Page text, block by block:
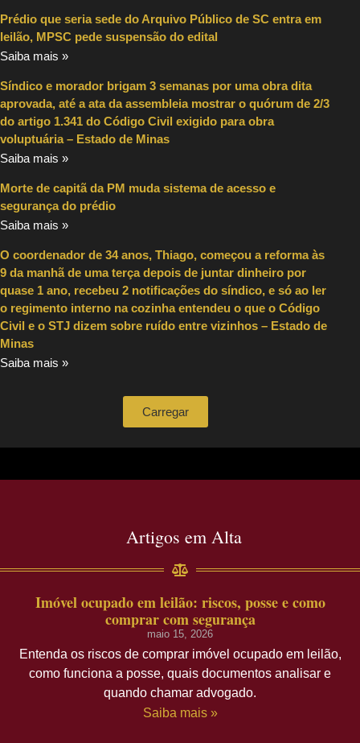
Prédio que seria sede do Arquivo Público de SC entra em
leilão, MPSC pede suspensão do edital
Saiba mais »
Síndico e morador brigam 3 semanas por uma obra dita
aprovada, até a ata da assembleia mostrar o quórum de 2/3
do artigo 1.341 do Código Civil exigido para obra
voluptuária – Estado de Minas
Saiba mais »
Morte de capitã da PM muda sistema de acesso e
segurança do prédio
Saiba mais »
O coordenador de 34 anos, Thiago, começou a reforma às
9 da manhã de uma terça depois de juntar dinheiro por
quase 1 ano, recebeu 2 notificações do síndico, e só ao ler
o regimento interno na cozinha entendeu o que o Código
Civil e o STJ dizem sobre ruído entre vizinhos – Estado de
Minas
Saiba mais »
Carregar
Artigos em Alta
Imóvel ocupado em leilão: riscos, posse e como
comprar com segurança
maio 15, 2026
Entenda os riscos de comprar imóvel ocupado em leilão,
como funciona a posse, quais documentos analisar e
quando chamar advogado.
Saiba mais »